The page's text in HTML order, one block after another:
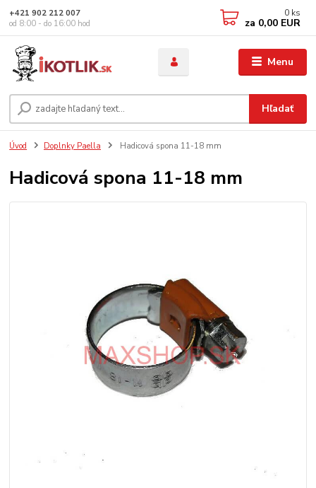
Menu
Hľadať
+421 902 212 007
od 8:00 - do 16:00 hod
0 ks
za 0,00 EUR
Úvod Doplnky Paella Hadicová spona 11-18 mm
Hadicová spona 11-18 mm